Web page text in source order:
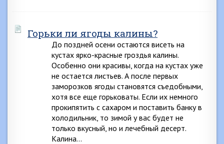
Горьки ли ягоды калины?
До поздней осени остаются висеть на
кустах ярко-красные гроздья калины.
Особенно они красивы, когда на кустах уже
не остается листьев. А после первых
заморозков ягоды становятся съедобными,
хотя все еще горьковаты. Если их немного
прокипятить с сахаром и поставить банку в
холодильник, то зимой у вас будет не
только вкусный, но и лечебный десерт.
Калина…